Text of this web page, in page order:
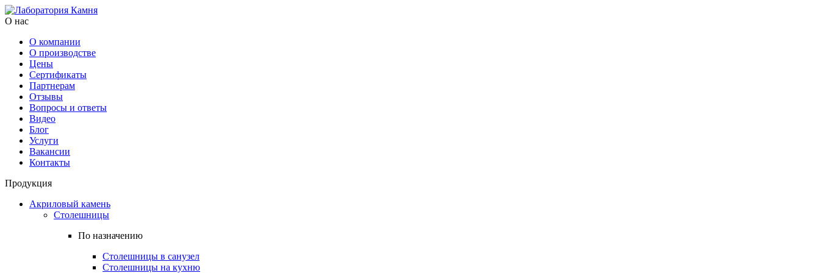
О нас
О компании
О производстве
Цены
Cертификаты
Партнерам
Отзывы
Вопросы и ответы
Видео
Блог
Услуги
Вакансии
Контакты
Продукция
Акриловый камень
Столешницы
По назначению
Столешницы в санузел
Столешницы на кухню